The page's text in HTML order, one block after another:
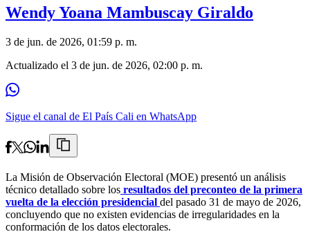
Wendy Yoana Mambuscay Giraldo
3 de jun. de 2026, 01:59 p. m.
Actualizado el 3 de jun. de 2026, 02:00 p. m.
Sigue el canal de El País Cali en WhatsApp
La Misión de Observación Electoral (MOE) presentó un análisis
técnico detallado sobre los resultados del preconteo de la primera
vuelta de la elección presidencial del pasado 31 de mayo de 2026,
concluyendo que no existen evidencias de irregularidades en la
conformación de los datos electorales.